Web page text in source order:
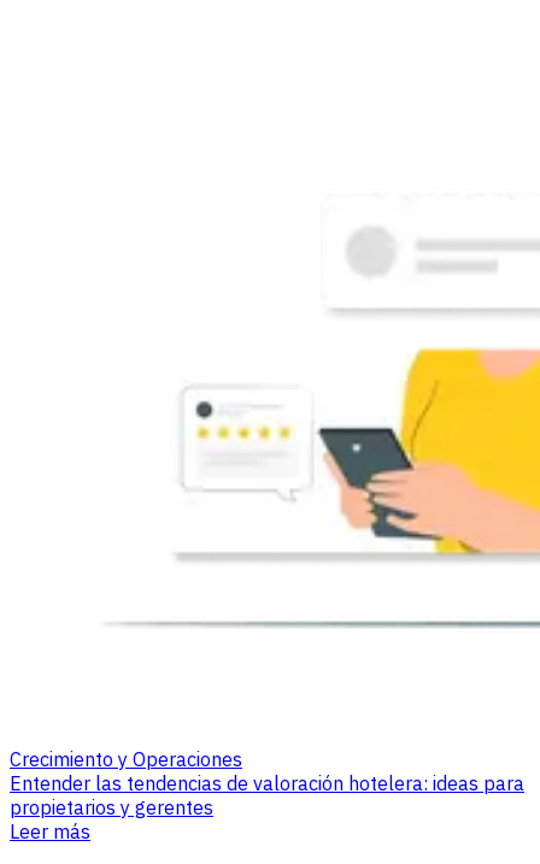
Crecimiento y Operaciones
Entender las tendencias de valoración hotelera: ideas para
propietarios y gerentes
Leer más